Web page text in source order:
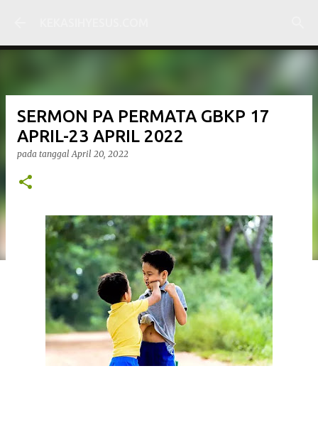
SERMON PA PERMATA GBKP 17
APRIL-23 APRIL 2022
pada tanggalApril 20, 2022